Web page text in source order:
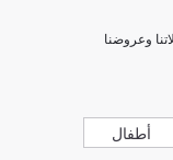
وعروضنا
أطفال